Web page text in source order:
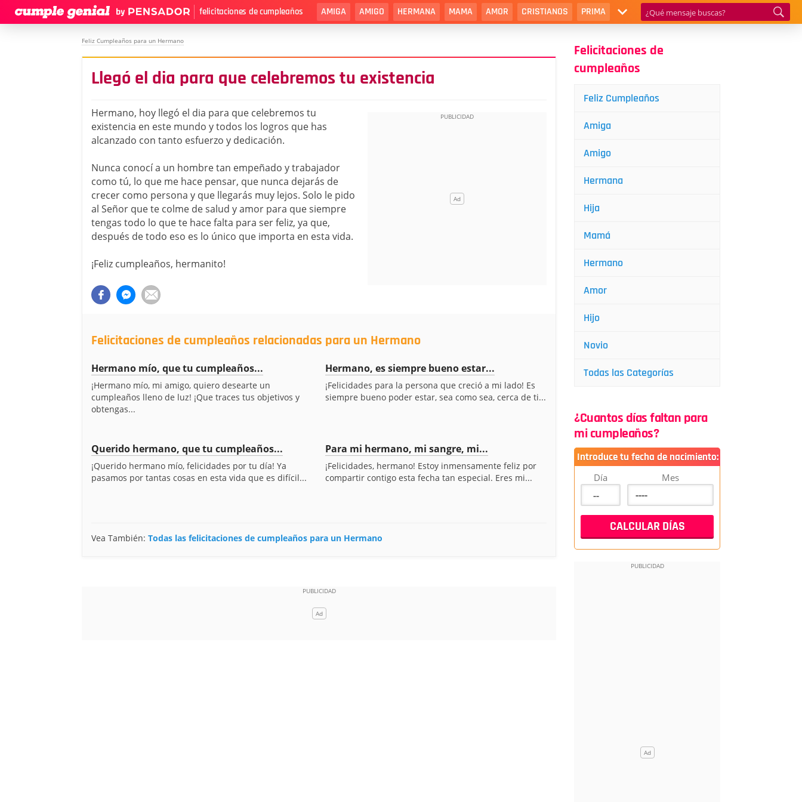
felicitaciones de cumpleaños AMIGA AMIGO HERMANA MAMA AMOR CRISTIANOS PRIMA
Feliz Cumpleaños para un Hermano
Llegó el dia para que celebremos tu existencia
Hermano, hoy llegó el dia para que celebremos tu
existencia en este mundo y todos los logros que has
alcanzado con tanto esfuerzo y dedicación.
Nunca conocí a un hombre tan empeñado y trabajador
como tú, lo que me hace pensar, que nunca dejarás de
crecer como persona y que llegarás muy lejos. Solo le pido
al Señor que te colme de salud y amor para que siempre
tengas todo lo que te hace falta para ser feliz, ya que,
después de todo eso es lo único que importa en esta vida.
¡Feliz cumpleaños, hermanito!
Felicitaciones de cumpleaños relacionadas para un Hermano
Hermano mío, que tu cumpleaños...
¡Hermano mío, mi amigo, quiero desearte un
cumpleaños lleno de luz! ¡Que traces tus objetivos y
obtengas...
Hermano, es siempre bueno estar...
¡Felicidades para la persona que creció a mi lado! Es
siempre bueno poder estar, sea como sea, cerca de ti...
Querido hermano, que tu cumpleaños...
¡Querido hermano mío, felicidades por tu día! Ya
pasamos por tantas cosas en esta vida que es difícil...
Para mi hermano, mi sangre, mi...
¡Felicidades, hermano! Estoy inmensamente feliz por
compartir contigo esta fecha tan especial. Eres mi...
Vea También: Todas las felicitaciones de cumpleaños para un Hermano
Felicitaciones de
cumpleaños
Feliz Cumpleaños
Amiga
Amigo
Hermana
Hija
Mamá
Hermano
Amor
Hijo
Novio
Todas las Categorías
¿Cuantos días faltan para
mi cumpleaños?
Introduce tu fecha de nacimiento:
Día Mes